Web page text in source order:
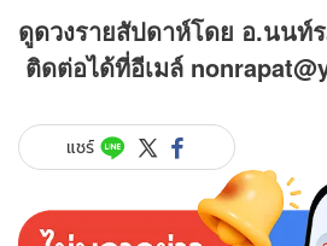
ดูดวงรายสัปดาห์โดย อ.นนท์
ติดต่อได้ที่อีเมล์
แชร์